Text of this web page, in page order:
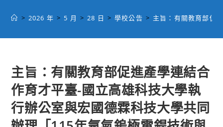
> 2026 年 > 5 月 > 28 日 > 學校公告 > 主旨：有關教育部促
主旨：有關教育部促進產學連結合
作育才平臺-國立高雄科技大學執
行辦公室與宏國德霖科技大學共同